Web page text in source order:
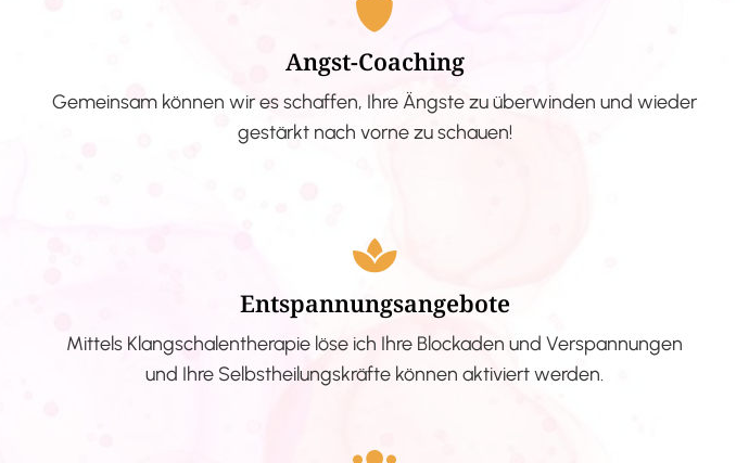
Angst-Coaching
Gemeinsam können wir es schaffen, Ihre Ängste zu überwinden und wieder
gestärkt nach vorne zu schauen!
Entspannungsangebote
Mittels Klangschalentherapie löse ich Ihre Blockaden und Verspannungen
und Ihre Selbstheilungskräfte können aktiviert werden.